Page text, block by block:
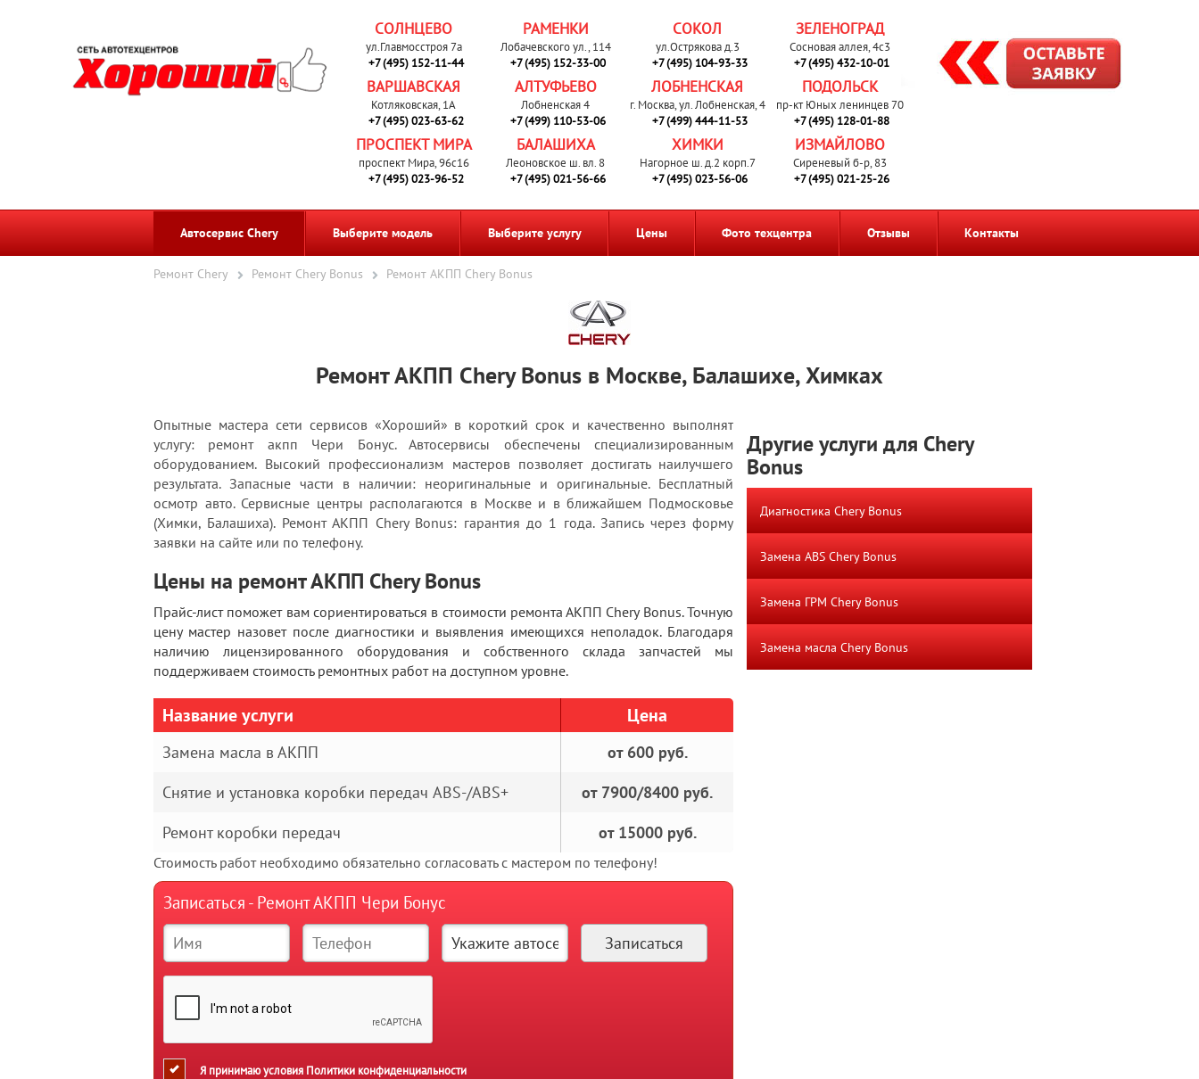
СОЛНЦЕВО
ул.Главмосстроя 7а
+7 (495) 152-11-44
РАМЕНКИ
Лобачевского ул., 114
+7 (495) 152-33-00
СОКОЛ
ул.Острякова д.3
+7 (495) 104-93-33
ЗЕЛЕНОГРАД
Сосновая аллея, 4с3
+7 (495) 432-10-01
ВАРШАВСКАЯ
Котляковская, 1А
+7 (495) 023-63-62
АЛТУФЬЕВО
Лобненская 4
+7 (499) 110-53-06
ЛОБНЕНСКАЯ
г. Москва, ул. Лобненская, 4
+7 (499) 444-11-53
ПОДОЛЬСК
пр-кт Юных ленинцев 70
+7 (495) 128-01-88
ПРОСПЕКТ МИРА
проспект Мира, 96с16
+7 (495) 023-96-52
БАЛАШИХА
Леоновское ш. вл. 8
+7 (495) 021-56-66
ХИМКИ
Нагорное ш. д.2 корп.7
+7 (495) 023-56-06
ИЗМАЙЛОВО
Сиреневый б-р, 83
+7 (495) 021-25-26
Автосервис Chery Выберите модель Выберите услугу Цены Фото техцентра Отзывы Контакты
Ремонт Chery Ремонт Chery Bonus Ремонт АКПП Chery Bonus
Ремонт АКПП Chery Bonus в Москве, Балашихе, Химках
Опытные мастера сети сервисов «Хороший» в короткий срок и качественно выполнят
услугу: ремонт акпп Чери Бонус. Автосервисы обеспечены специализированным
оборудованием. Высокий профессионализм мастеров позволяет достигать наилучшего
результата. Запасные части в наличии: неоригинальные и оригинальные. Бесплатный
осмотр авто. Сервисные центры располагаются в Москве и в ближайшем Подмосковье
(Химки, Балашиха). Ремонт АКПП Chery Bonus: гарантия до 1 года. Запись через форму
заявки на сайте или по телефону.
Цены на ремонт АКПП Chery Bonus
Прайс-лист поможет вам сориентироваться в стоимости ремонта АКПП Chery Bonus. Точную
цену мастер назовет после диагностики и выявления имеющихся неполадок. Благодаря
наличию лицензированного оборудования и собственного склада запчастей мы
поддерживаем стоимость ремонтных работ на доступном уровне.
Название услуги Цена
Замена масла в АКПП
от 600 руб.
Снятие и установка коробки передач ABS-/ABS+
от 7900/8400 руб.
Ремонт коробки передач
от 15000 руб.
Стоимость работ необходимо обязательно согласовать с мастером по телефону!
Записаться - Ремонт АКПП Чери Бонус
Я принимаю условия Политики конфиденциальности
Другие услуги для Chery
Bonus
Диагностика Chery Bonus
Замена ABS Chery Bonus
Замена ГРМ Chery Bonus
Замена масла Chery Bonus